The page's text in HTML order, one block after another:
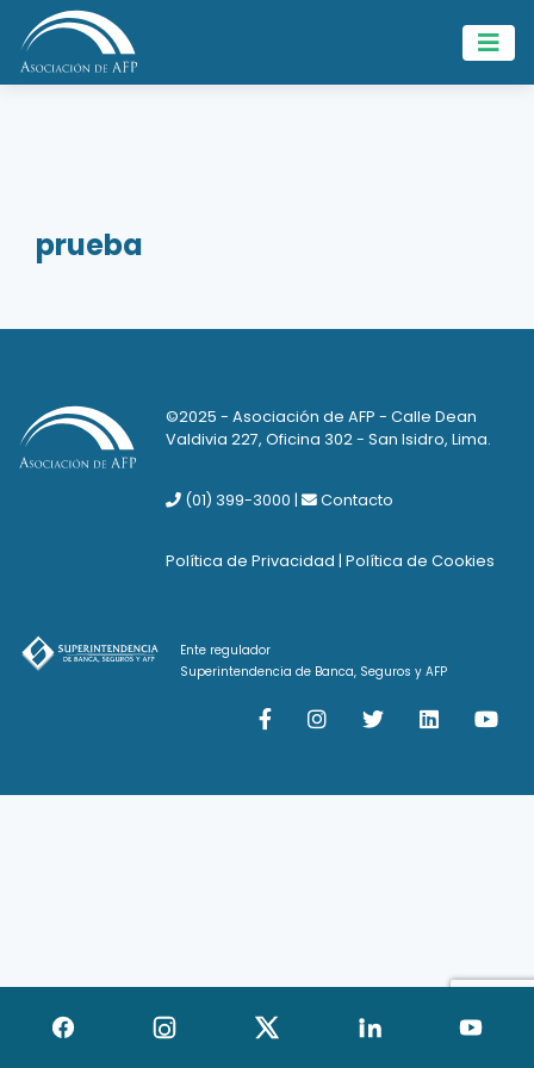
prueba
©2025 - Asociación de AFP - Calle Dean
Valdivia 227, Oficina 302 - San Isidro, Lima.
(01) 399-3000 | Contacto
Política de Privacidad | Política de Cookies
Ente regulador
Superintendencia de Banca, Seguros y AFP